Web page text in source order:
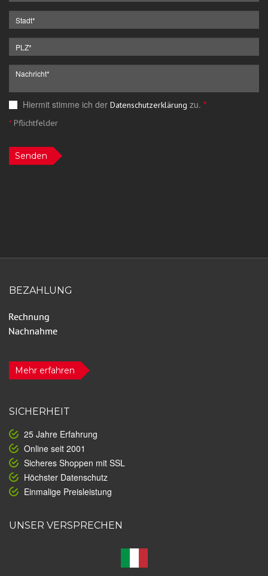
Hiermit stimme ich der Datenschutzerklärung zu. *
*Pflichtfelder
Senden
BEZAHLUNG
Mehr erfahren
SICHERHEIT
25 Jahre Erfahrung
Online seit 2001
Sicheres Shoppen mit SSL
Höchster Datenschutz
Einmalige Preisleistung
UNSER VERSPRECHEN